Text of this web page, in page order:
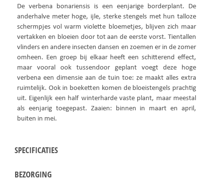
De verbena bonariensis is een eenjarige borderplant. De
anderhalve meter hoge, ijle, sterke stengels met hun talloze
schermpjes vol warm violette bloemetjes, blijven zich maar
vertakken en bloeien door tot aan de eerste vorst. Tientallen
vlinders en andere insecten dansen en zoemen er in de zomer
omheen. Een groep bij elkaar heeft een schitterend effect,
maar vooral ook tussendoor geplant voegt deze hoge
verbena een dimensie aan de tuin toe: ze maakt alles extra
ruimtelijk. Ook in boeketten komen de bloeistengels prachtig
uit. Eigenlijk een half winterharde vaste plant, maar meestal
als eenjarig toegepast. Zaaien: binnen in maart en april,
buiten in mei.
SPECIFICATIES
BEZORGING